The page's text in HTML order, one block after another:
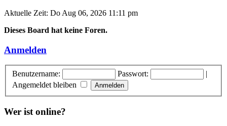
Aktuelle Zeit: Do Aug 06, 2026 11:11 pm
Dieses Board hat keine Foren.
Anmelden
Benutzername: Passwort:
|
Angemeldet bleiben
Wer ist online?